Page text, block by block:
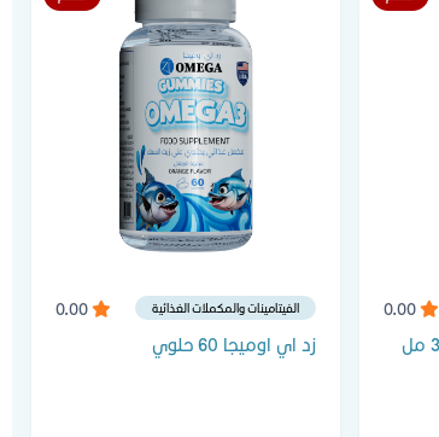
الفيتامينات والمكملات الغذائية
زد اي اوميجا 60 حلوي